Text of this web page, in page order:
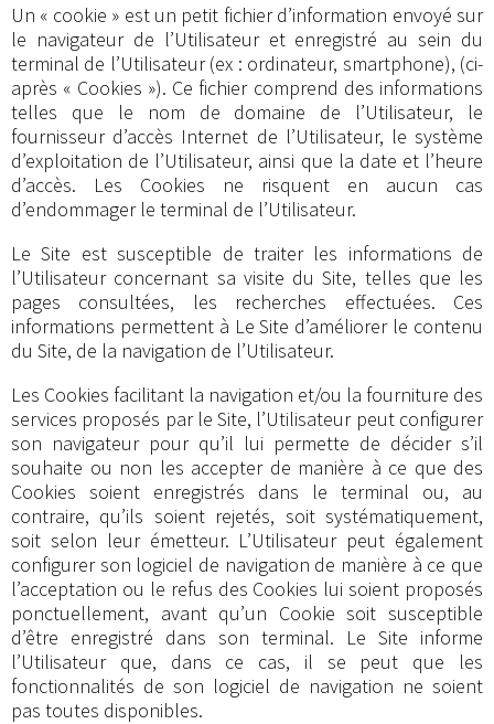
Un « cookie » est un petit fichier d’information envoyé sur
le navigateur de l’Utilisateur et enregistré au sein du
terminal de l’Utilisateur (ex : ordinateur, smartphone), (ci-
après « Cookies »). Ce fichier comprend des informations
telles que le nom de domaine de l’Utilisateur, le
fournisseur d’accès Internet de l’Utilisateur, le système
d’exploitation de l’Utilisateur, ainsi que la date et l’heure
d’accès. Les Cookies ne risquent en aucun cas
d’endommager le terminal de l’Utilisateur.
Le Site est susceptible de traiter les informations de
l’Utilisateur concernant sa visite du Site, telles que les
pages consultées, les recherches effectuées. Ces
informations permettent à Le Site d’améliorer le contenu
du Site, de la navigation de l’Utilisateur.
Les Cookies facilitant la navigation et/ou la fourniture des
services proposés par le Site, l’Utilisateur peut configurer
son navigateur pour qu’il lui permette de décider s’il
souhaite ou non les accepter de manière à ce que des
Cookies soient enregistrés dans le terminal ou, au
contraire, qu’ils soient rejetés, soit systématiquement,
soit selon leur émetteur. L’Utilisateur peut également
configurer son logiciel de navigation de manière à ce que
l’acceptation ou le refus des Cookies lui soient proposés
ponctuellement, avant qu’un Cookie soit susceptible
d’être enregistré dans son terminal. Le Site informe
l’Utilisateur que, dans ce cas, il se peut que les
fonctionnalités de son logiciel de navigation ne soient
pas toutes disponibles.